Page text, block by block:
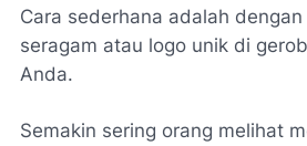
Cara sederhana adalah
seragam atau logo unik di
Anda.
Semakin sering orang melihat